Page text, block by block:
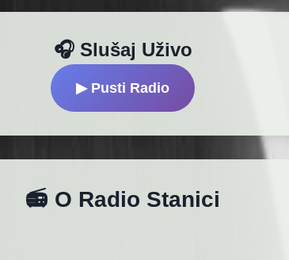
🎧 Slušaj Uživo
▶ Pusti Radio
📻 O Radio Stanici